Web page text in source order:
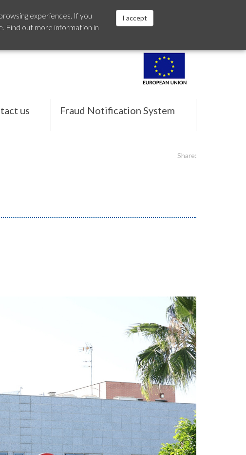
us Fraud Notification System
Share:
experiences. If you
Find out more information in
I accept